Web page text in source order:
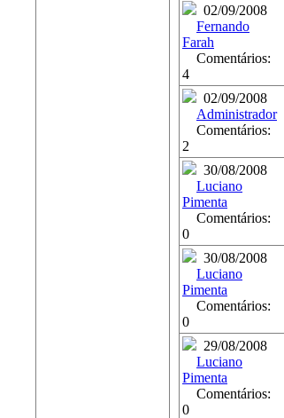
02/09/2008
Fernando
Farah
Comentários:
4
02/09/2008
Administrador
Comentários:
2
30/08/2008
Luciano
Pimenta
Comentários:
0
30/08/2008
Luciano
Pimenta
Comentários:
0
29/08/2008
Luciano
Pimenta
Comentários:
0